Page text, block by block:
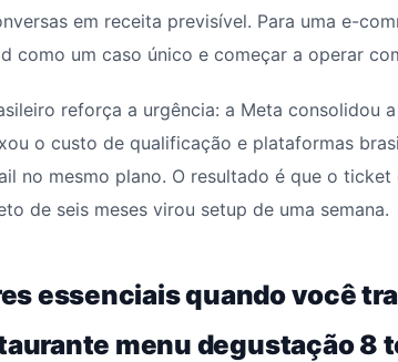
em receita previsível. Para uma e-
como um caso único e começar a operar
reforça a urgência: a Meta consolidou
o custo de qualificação e plataformas
no mesmo plano. O resultado é que o
de seis meses virou setup de uma semana.
essenciais quando você
menu degustação 8